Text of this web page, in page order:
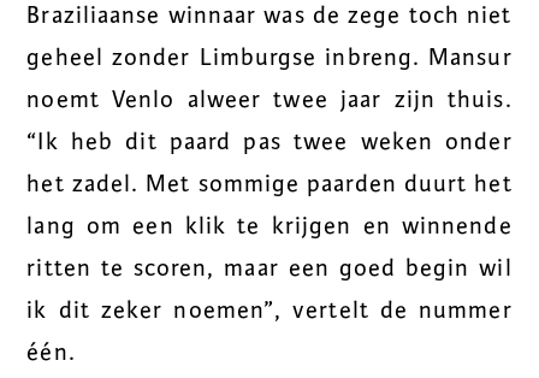
Braziliaanse winnaar was de zege toch niet
geheel zonder Limburgse inbreng. Mansur
noemt Venlo alweer twee jaar zijn thuis.
“Ik heb dit paard pas twee weken onder
het zadel. Met sommige paarden duurt het
lang om een klik te krijgen en winnende
ritten te scoren, maar een goed begin wil
ik dit zeker noemen”, vertelt de nummer
één.